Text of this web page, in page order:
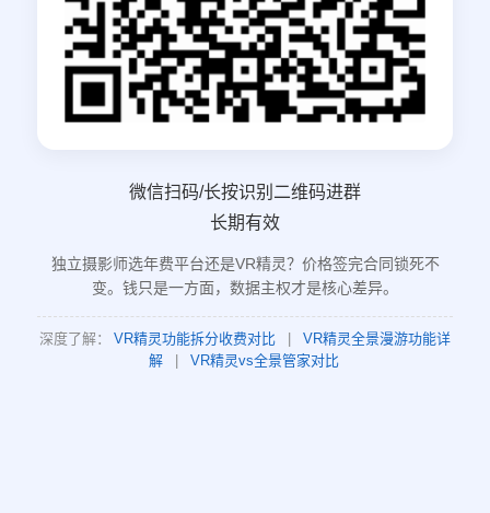
微信扫码/长按识别二维码进群
长期有效
独立摄影师选年费平台还是VR精灵？价格签完合同锁死不
变。钱只是一方面，数据主权才是核心差异。
深度了解： VR精灵功能拆分收费对比
VR精灵全景漫游功能详
解
VR精灵vs全景管家对比